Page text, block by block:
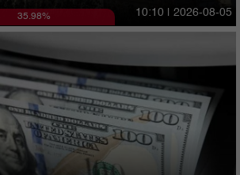
35.98% 10:10 | 2026-08-05